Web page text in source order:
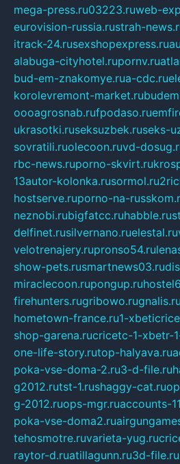
mega-press.ru03223.ruweb-
eurovision-russia.rustrah-
itrack-24.rusexshopexpress.ru
alabuga-cityhotel.rupornv.ru
bud-em-znakomye.rua-cdc.ru
korolevremont-market.ru
oooagrosnab.rufpodaso.ru
ukrasotki.ruseksuzbek.ruseks-
sovratili.ruolecoon.ruvd-
rbc-news.ruporno-skvirt.ru
13autor-kolonka.rusormol.ru
hostserve.ruporno-na-
neznobi.rubigfatcc.ruhabble.ru
delfinet.rusilvernano.ruelestal.ru
velotrenajery.rupronso54.ru
show-pets.rusmartnews03.ru
miraclecoon.rupongup.ru
firehunters.rugribowo.rugnalis.ru
hometown-france.ru1-
shop-garena.rucricetc-1-xbetr-
one-life-story.rutop-halyava.ru
poka-vse-doma-2.ru3-d-file.ru
g2012.rutst-1.rushaggy-cat.ru
g-2012.ruops-mgr.ruaccounts-
poka-vse-doma2.ru
tehosmotre.ruvarieta-yug.ru
raytor-d.ruatillagunn.ru3d-file.ru